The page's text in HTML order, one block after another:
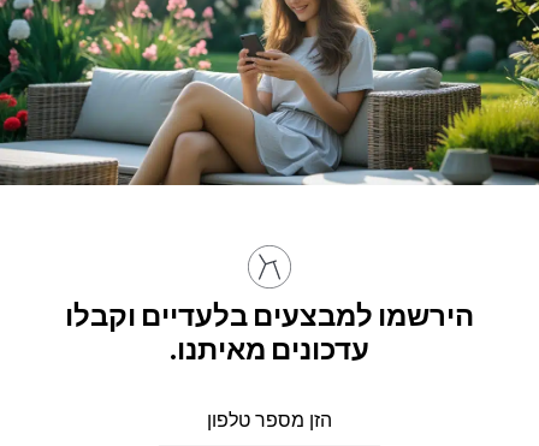
הירשמו למבצעים בלעדיים וקבלו
עדכונים מאיתנו.